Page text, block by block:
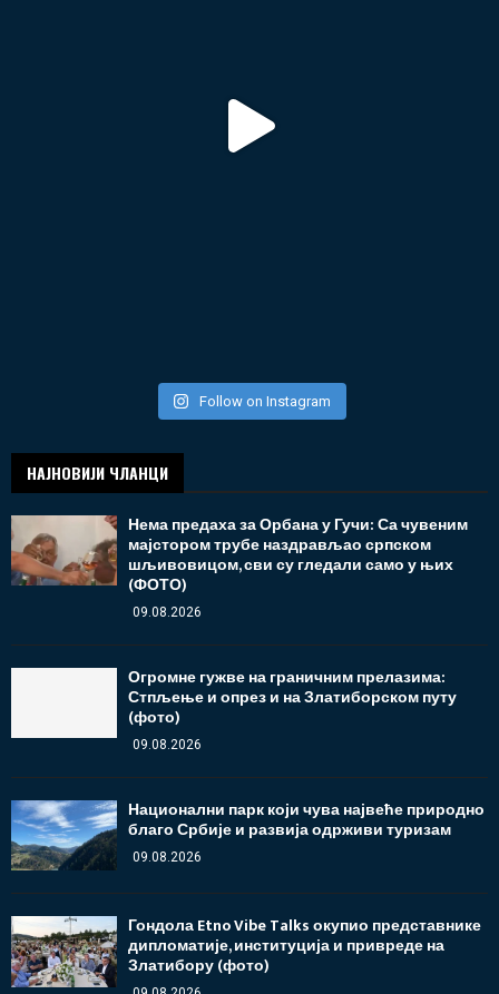
Follow on Instagram
НАЈНОВИЈИ ЧЛАНЦИ
Нема предаха за Орбана у Гучи: Са чувеним
мајстором трубе наздрављао српском
шљивовицом, сви су гледали само у њих
(ФОТО)
09.08.2026
Огромне гужве на граничним прелазима:
Стпљење и опрез и на Златиборском путу
(фото)
09.08.2026
Национални парк који чува највеће природно
благо Србије и развија одрживи туризам
09.08.2026
Гондола Etno Vibe Talks окупио представнике
дипломатије, институција и привреде на
Златибору (фото)